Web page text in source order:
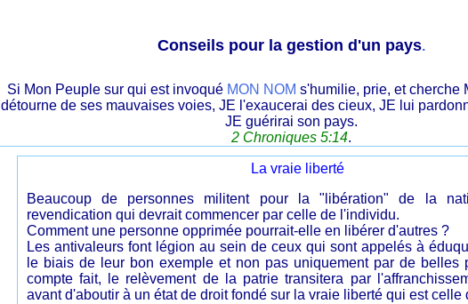
Conseils pour la gestion d'un pays.
Si Mon Peuple sur qui est invoqué MON NOM s'humilie, prie, et cherche
détourne de ses mauvaises voies, JE l'exaucerai des cieux, JE lui
JE guérirai son pays.
2 Chroniques 5:14.
La vraie liberté
Beaucoup de personnes militent pour la "libération" de la
revendication qui devrait commencer par celle de l'individu.
Comment une personne opprimée pourrait-elle en libérer d'autres ?
Les antivaleurs font légion au sein de ceux qui sont appelés à
le biais de leur bon exemple et non pas uniquement par de belles
compte fait, le relèvement de la patrie transitera par
avant d'aboutir à un état de droit fondé sur la vraie liberté qui est celle